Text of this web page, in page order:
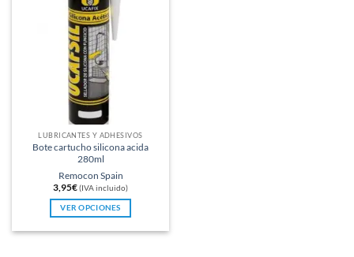
LUBRICANTES Y ADHESIVOS
Bote cartucho silicona acida
280ml
Remocon Spain
3,95€(IVA incluido)
VER OPCIONES